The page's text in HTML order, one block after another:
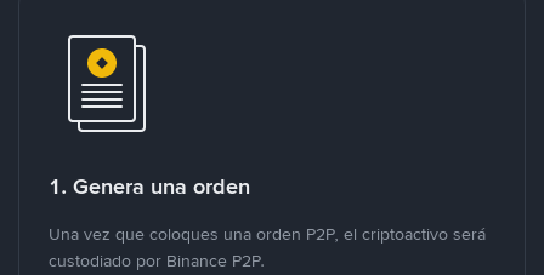
1. Genera una orden
Una vez que coloques una orden P2P, el criptoactivo será
custodiado por Binance P2P.